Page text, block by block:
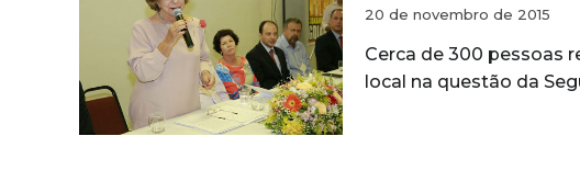
20 de novembro de 2015
Cerca de 300 pessoas
local na questão da